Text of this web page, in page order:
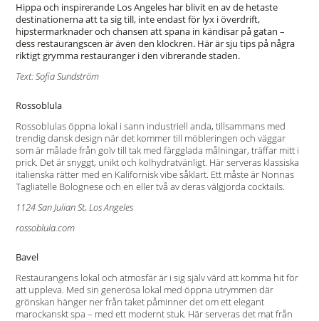
Hippa och inspirerande Los Angeles har blivit en av de hetaste
destinationerna att ta sig till, inte endast för lyx i överdrift,
hipstermarknader och chansen att spana in kändisar på gatan –
dess restaurangscen är även den klockren. Här är sju tips på några
riktigt grymma restauranger i den vibrerande staden.
Text: Sofia Sundström
Rossoblula
Rossoblulas öppna lokal i sann industriell anda, tillsammans med
trendig dansk design när det kommer till möbleringen och väggar
som är målade från golv till tak med färgglada målningar, träffar mitt i
prick. Det är snyggt, unikt och kolhydratvänligt. Här serveras klassiska
italienska rätter med en Kalifornisk vibe såklart. Ett måste är Nonnas
Tagliatelle Bolognese och en eller två av deras välgjorda cocktails.
1124 San Julian St, Los Angeles
rossoblula.com
Bavel
Restaurangens lokal och atmosfär är i sig själv värd att komma hit för
att uppleva. Med sin generösa lokal med öppna utrymmen där
grönskan hänger ner från taket påminner det om ett elegant
marockanskt spa – med ett modernt stuk. Här serveras det mat från